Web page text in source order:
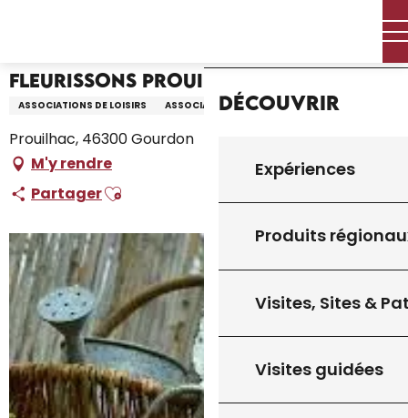
principal
Découvrir
Expériences
Produits
Visites, Sites &
Visites guidées
Fleurissons Prouilhac
ASSOCIATIONS DE LOISIRS ASSOCIATION
Prouilhac, 46300 Gourdon
M'y rendre
PartagerAjouter aux favoris